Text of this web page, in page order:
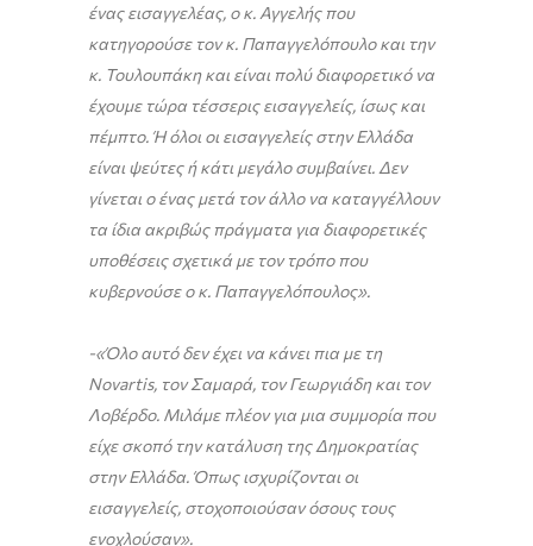
ένας εισαγγελέας, ο κ. Αγγελής που
κατηγορούσε τον κ. Παπαγγελόπουλο και την
κ. Τουλουπάκη και είναι πολύ διαφορετικό να
έχουμε τώρα τέσσερις εισαγγελείς, ίσως και
πέμπτο. Ή όλοι οι εισαγγελείς στην Ελλάδα
είναι ψεύτες ή κάτι μεγάλο συμβαίνει. Δεν
γίνεται ο ένας μετά τον άλλο να καταγγέλλουν
τα ίδια ακριβώς πράγματα για διαφορετικές
υποθέσεις σχετικά με τον τρόπο που
κυβερνούσε ο κ. Παπαγγελόπουλος».
-«Όλο αυτό δεν έχει να κάνει πια με τη
Novartis, τον Σαμαρά, τον Γεωργιάδη και τον
Λοβέρδο. Μιλάμε πλέον για μια συμμορία που
είχε σκοπό την κατάλυση της Δημοκρατίας
στην Ελλάδα. Όπως ισχυρίζονται οι
εισαγγελείς, στοχοποιούσαν όσους τους
ενοχλούσαν».